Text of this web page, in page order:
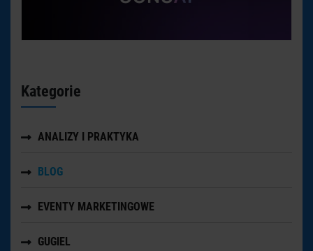
Kategorie
ANALIZY I PRAKTYKA
BLOG
EVENTY MARKETINGOWE
GUGIEL